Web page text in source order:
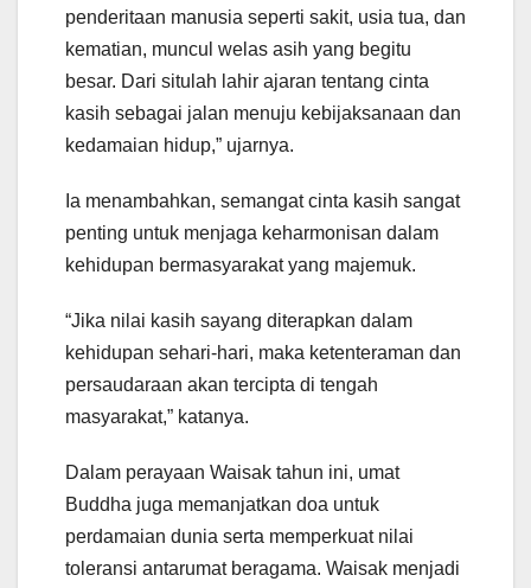
penderitaan manusia seperti sakit, usia tua, dan
kematian, muncul welas asih yang begitu
besar. Dari situlah lahir ajaran tentang cinta
kasih sebagai jalan menuju kebijaksanaan dan
kedamaian hidup,” ujarnya.
Ia menambahkan, semangat cinta kasih sangat
penting untuk menjaga keharmonisan dalam
kehidupan bermasyarakat yang majemuk.
“Jika nilai kasih sayang diterapkan dalam
kehidupan sehari-hari, maka ketenteraman dan
persaudaraan akan tercipta di tengah
masyarakat,” katanya.
Dalam perayaan Waisak tahun ini, umat
Buddha juga memanjatkan doa untuk
perdamaian dunia serta memperkuat nilai
toleransi antarumat beragama. Waisak menjadi